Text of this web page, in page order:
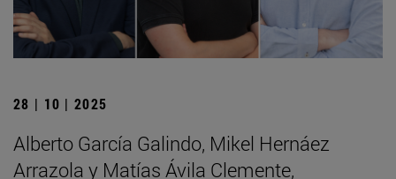
28 | 10 | 2025
Alberto García Galindo, Mikel Hernáez
Arrazola y Matías Ávila Clemente,